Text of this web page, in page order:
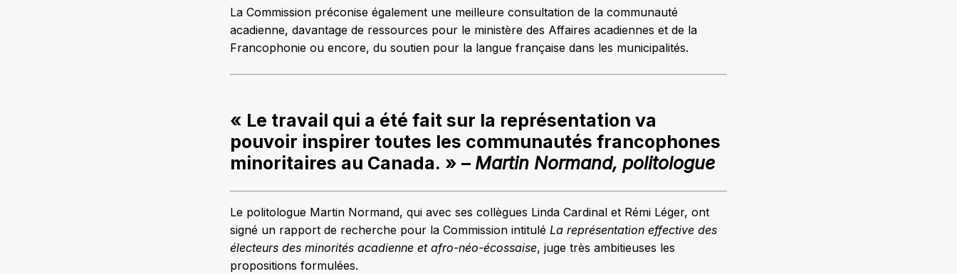
La Commission préconise également une meilleure consultation de la communauté
acadienne, davantage de ressources pour le ministère des Affaires acadiennes et de la
Francophonie ou encore, du soutien pour la langue française dans les municipalités.
« Le travail qui a été fait sur la représentation va
pouvoir inspirer toutes les communautés francophones
minoritaires au Canada. » – Martin Normand, politologue
Le politologue Martin Normand, qui avec ses collègues Linda Cardinal et Rémi Léger, ont
signé un rapport de recherche pour la Commission intitulé La représentation effective des
électeurs des minorités acadienne et afro-néo-écossaise, juge très ambitieuses les
propositions formulées.